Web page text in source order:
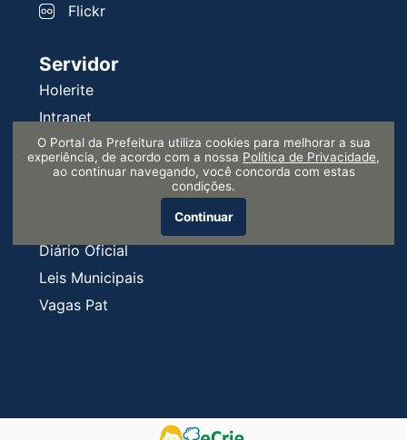
Flickr
Servidor
Holerite
Intranet
Requisições
Serprev
Diário Oficial
Leis Municipais
Vagas Pat
O Portal da Prefeitura utiliza cookies para melhorar a sua
experiência, de acordo com a nossa Política de Privacidade,
ao continuar navegando, você concorda com estas
condições.
Continuar